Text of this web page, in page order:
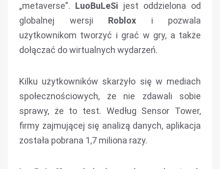
„metaverse”. LuoBuLeSi jest oddzielona od
globalnej wersji Roblox i pozwala
użytkownikom tworzyć i grać w gry, a także
dołączać do wirtualnych wydarzeń.
Kilku użytkowników skarżyło się w mediach
społecznościowych, że nie zdawali sobie
sprawy, że to test. Według Sensor Tower,
firmy zajmującej się analizą danych, aplikacja
została pobrana 1,7 miliona razy.